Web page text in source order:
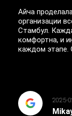
Айча
организации
Стамбул.
комфортна, и
каждом этапе.
2025-